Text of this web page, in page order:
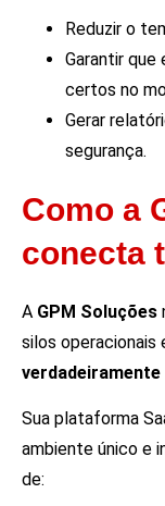
Reduzir o
Garantir que
certos no
Gerar
segurança.
Como a
conecta
A GPM Soluções
silos operacionais
Sua plataforma
ambiente único e
de: